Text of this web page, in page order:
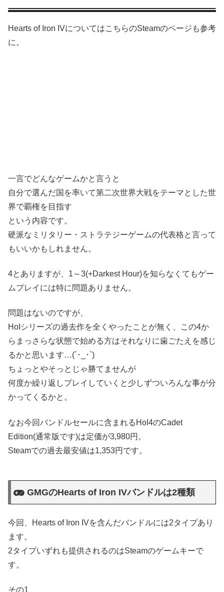
Hearts of Iron IVについてはこちらのSteamのページも参考
に。
一言でどんなゲームかと言うと
自分で選んだ国を率いて第二次世界大戦をテーマとした世
界で覇権を目指す
という内容です。
硬派なミリタリー・ストラテジーゲームの代表格と言って
もいいかもしれません。
4とありますが、1～3(+Darkest Hour)を知らなくてもゲー
ムプレイには特に問題ありません。
問題はないのですが、
HoIシリーズの過去作を全くやったことが無く、この4か
らまっさらな状態で始める方はそれなりに歯ごたえを感じ
るかと思います…(´･_･`)
ちょっとやそっとじゃ勝てませんが
何度か繰り返しプレイしていくと少しずついろんな事が分
かってくるかと。
なお今回バンドルセールに含まれるHoI4のCadet
Edition(通常版です)は定価が3,980円。
Steamでの過去最安値は1,353円です。
GMGのHearts of Iron IVバンドルは2種類
今回、Hearts of Iron IVを含んだバンドルには2タイプあり
ます。
2タイプいずれも提供されるのはSteamのゲームキーで
す。
その1